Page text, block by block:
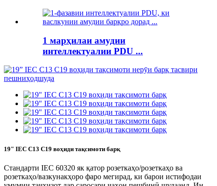
1 марҳилаи амудии
интеллектуалии PDU ...
19" IEC C13 C19 воҳиди тақсимоти барқ
Стандарти IEC 60320 як қатор розеткаҳо/розеткаҳо ва
розеткаҳо/вазкунакҳоро фаро мегирад, ки барои истифодаи